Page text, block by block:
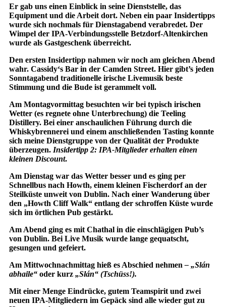
Er gab uns einen Einblick in seine Dienststelle, das
Equipment und die Arbeit dort. Neben ein paar Insidertipps
wurde sich nochmals für Dienstagabend verabredet. Der
Wimpel der IPA-Verbindungsstelle Betzdorf-Altenkirchen
wurde als Gastgeschenk überreicht.
Den ersten Insidertipp nahmen wir noch am gleichen Abend
wahr. Cassidy‘s Bar in der Camden Street. Hier gibt’s jeden
Sonntagabend traditionelle irische Livemusik beste
Stimmung und die Bude ist gerammelt voll.
Am Montagvormittag besuchten wir bei typisch irischen
Wetter (es regnete ohne Unterbrechung) die Teeling
Distillery. Bei einer anschaulichen Führung durch die
Whiskybrennerei und einem anschließenden Tasting konnte
sich meine Dienstgruppe von der Qualität der Produkte
überzeugen. Insidertipp 2: IPA-Mitglieder erhalten einen
kleinen Discount.
Am Dienstag war das Wetter besser und es ging per
Schnellbus nach Howth, einem kleinen Fischerdorf an der
Steilküste unweit von Dublin. Nach einer Wanderung über
den „Howth Cliff Walk“ entlang der schroffen Küste wurde
sich im örtlichen Pub gestärkt.
Am Abend ging es mit Chathal in die einschlägigen Pub’s
von Dublin. Bei Live Musik wurde lange gequatscht,
gesungen und gefeiert.
Am Mittwochnachmittag hieß es Abschied nehmen– „Slán
abhaile“ oder kurz „Slán“ (Tschüss!).
Mit einer Menge Eindrücke, gutem Teamspirit und zwei
neuen IPA-Mitgliedern im Gepäck sind alle wieder gut zu